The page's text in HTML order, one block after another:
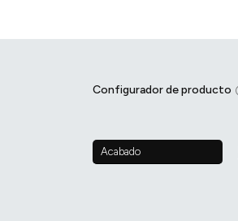
Configurador de producto
Acabado